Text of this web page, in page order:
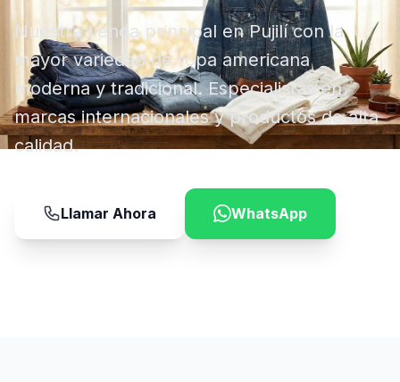
Nuestra tienda principal en Pujilí con la
mayor variedad de ropa americana
moderna y tradicional. Especialistas en
marcas internacionales y productos de alta
calidad.
Llamar Ahora WhatsApp